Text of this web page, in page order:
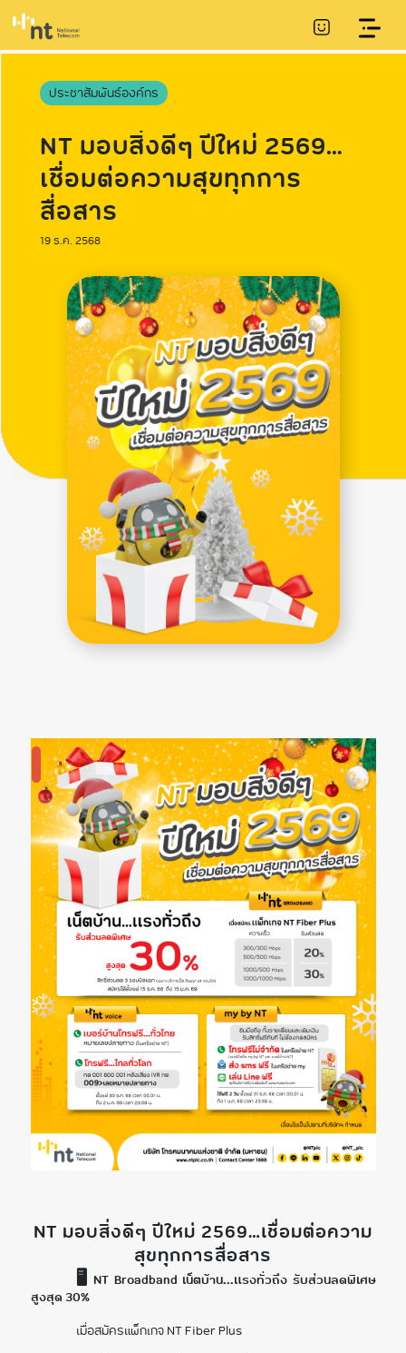
ประชาสัมพันธ์องค์กร
NT มอบสิ่งดีๆ ปีใหม่ 2569…
เชื่อมต่อความสุขทุกการ
สื่อสาร
19 ธ.ค. 2568
NT มอบสิ่งดีๆ ปีใหม่ 2569…เชื่อมต่อความ
สุขทุกการสื่อสาร
🖥️ NT Broadband เน็ตบ้าน...แรงทั่วถึง รับส่วนลดพิเศษ
สูงสุด 30%
เมื่อสมัครแพ็กเกจ NT Fiber Plus